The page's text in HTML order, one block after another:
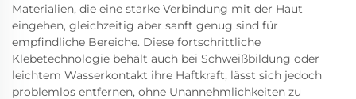
Materialien, die eine starke Verbindung mit der Haut
eingehen, gleichzeitig aber sanft genug sind für
empfindliche Bereiche. Diese fortschrittliche
Klebetechnologie behält auch bei Schweißbildung oder
leichtem Wasserkontakt ihre Haftkraft, lässt sich jedoch
problemlos entfernen, ohne Unannehmlichkeiten zu